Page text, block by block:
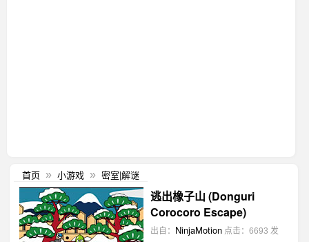
首页 » 小游戏 » 密室|解谜
逃出橡子山 (Donguri
Corocoro Escape)
出自： NinjaMotion 点击：6693 发